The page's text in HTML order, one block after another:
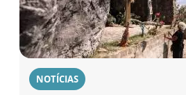
NOTÍCIAS